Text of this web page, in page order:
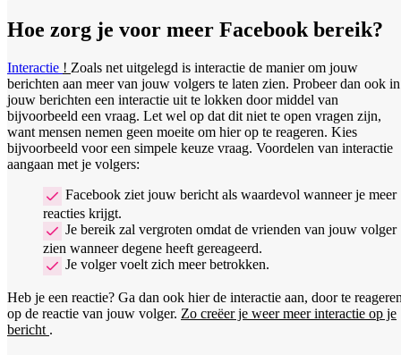
Hoe zorg je voor meer Facebook bereik?
Interactie ! Zoals net uitgelegd is interactie de manier om jouw
berichten aan meer van jouw volgers te laten zien. Probeer dan ook in
jouw berichten een interactie uit te lokken door middel van
bijvoorbeeld een vraag. Let wel op dat dit niet te open vragen zijn,
want mensen nemen geen moeite om hier op te reageren. Kies
bijvoorbeeld voor een simpele keuze vraag. Voordelen van interactie
aangaan met je volgers:
Facebook ziet jouw bericht als waardevol wanneer je meer
reacties krijgt.
Je bereik zal vergroten omdat de vrienden van jouw volger
zien wanneer degene heeft gereageerd.
Je volger voelt zich meer betrokken.
Heb je een reactie? Ga dan ook hier de interactie aan, door te
op de reactie van jouw volger. Zo creëer je weer meer interactie op je
bericht .